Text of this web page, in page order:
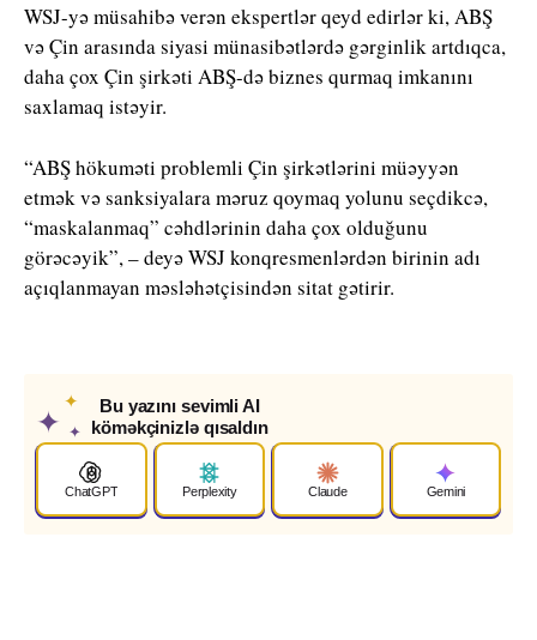
WSJ-yə müsahibə verən ekspertlər qeyd edirlər ki, ABŞ
və Çin arasında siyasi münasibətlərdə gərginlik artdıqca,
daha çox Çin şirkəti ABŞ-də biznes qurmaq imkanını
saxlamaq istəyir.
“ABŞ hökuməti problemli Çin şirkətlərini müəyyən
etmək və sanksiyalara məruz qoymaq yolunu seçdikcə,
“maskalanmaq” cəhdlərinin daha çox olduğunu
görəcəyik”, – deyə WSJ konqresmenlərdən birinin adı
açıqlanmayan məsləhətçisindən sitat gətirir.
✦
✦
✦
Bu yazını sevimli AI
köməkçinizlə qısaldın
ChatGPT Perplexity Claude Gemini